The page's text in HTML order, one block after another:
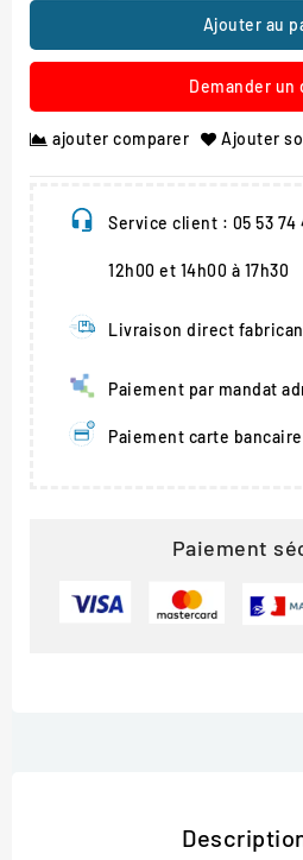
Ajouter au
Demander un
ajouter comparer Ajouter
Service client : 05 53 74
12h00 et 14h00 à 17h30
Livraison direct
Paiement par mandat
Paiement carte
Paiement